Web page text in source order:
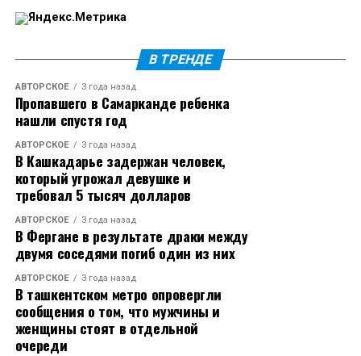
Вениамин Кондратьев подчеркнул, что важнейшие
и обеспечить их реализацию в полном объеме.
К представителям федерального ведомства
губернатор обратился с просьбой в курортный
сезон проводить ремонты в ночное время, чтобы не
вводить реверсивное движение и избежать пробок.
– Краснодарский край – курортный край, летом мы
принимаем больше всего гостей – все едут на море.
Когда образуются заторы из-за реверсивного
движения или сужения дорог во время ремонтных
работ, конечно, люди возмущаются. Мы, безусловно,
стараемся сделать максимум в межсезонье. И летом,
когда жарко и нагрузка на дороги в 12 раз выше
нормативной, мы должны все эти неудобства
исключить, проводить ремонт в ночное время. Такая
В ТРЕНДЕ
АВТОРСКОЕ 3 года назад
Пропавшего в Самарканде ребенка
нашли спустя год
АВТОРСКОЕ 3 года назад
В Кашкадарье задержан человек,
который угрожал девушке и
требовал 5 тысяч долларов
АВТОРСКОЕ 3 года назад
В Фергане в результате драки между
двумя соседями погиб один из них
АВТОРСКОЕ 3 года назад
В ташкентском метро опровергли
сообщения о том, что мужчины и
женщины стоят в отдельной
очереди